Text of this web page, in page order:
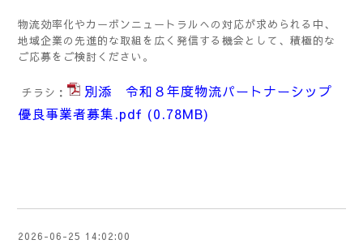
物流効率化やカーボンニュートラルへの対応が求められる中、
地域企業の先進的な取組を広く発信する機会として、積極的な
ご応募をご検討ください。
チラシ：
別添 令和８年度物流パートナーシップ
優良事業者募集.pdf (0.78MB)
2026-06-25 14:02:00